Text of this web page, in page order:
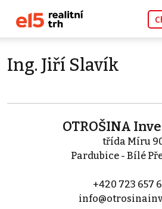
Ing. Jiří Slavík
OTROŠINA
třída Míru
Pardubice - Bílé
+420 723 657